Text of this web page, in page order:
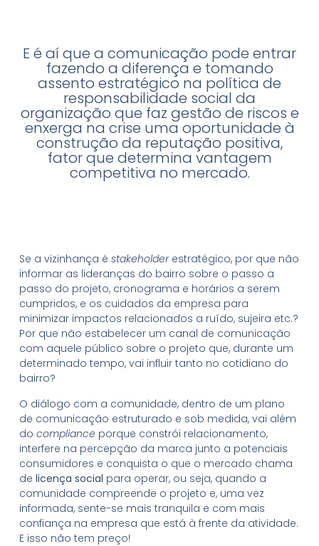
E é aí que a comunicação pode entrar
fazendo a diferença e tomando
assento estratégico na política de
responsabilidade social da
organização que faz gestão de riscos e
enxerga na crise uma oportunidade à
construção da reputação positiva,
fator que determina vantagem
competitiva no mercado.
Se a vizinhança é stakeholderestratégico, por que não
informar as lideranças do bairro sobre o passo a
passo do projeto, cronograma e horários a serem
cumpridos, e os cuidados da empresa para
minimizar impactos relacionados a ruído, sujeira etc.?
Por que não estabelecer um canal de comunicação
com aquele público sobre o projeto que, durante um
determinado tempo, vai influir tanto no cotidiano do
bairro?
O diálogo com a comunidade, dentro de um plano
de comunicação estruturado e sob medida, vai além
do compliance porque constrói relacionamento,
interfere na percepção da marca junto a potenciais
consumidores e conquista o que o mercado chama
de licença social para operar, ou seja, quando a
comunidade compreende o projeto e, uma vez
informada, sente-se mais tranquila e com mais
confiança na empresa que está à frente da atividade.
E isso não tem preço!